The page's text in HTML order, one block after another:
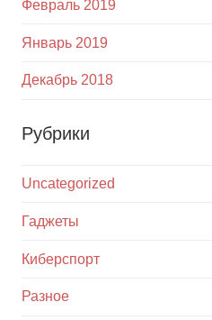
Февраль 2019
Январь 2019
Декабрь 2018
Рубрики
Uncategorized
Гаджеты
Киберспорт
Разное